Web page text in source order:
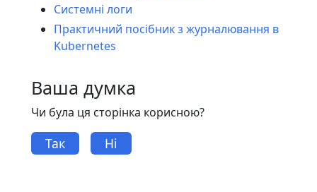
Системні логи
Практичний посібник з журналювання в
Kubernetes
Ваша думка
Чи була ця сторінка корисною?
Так Ні